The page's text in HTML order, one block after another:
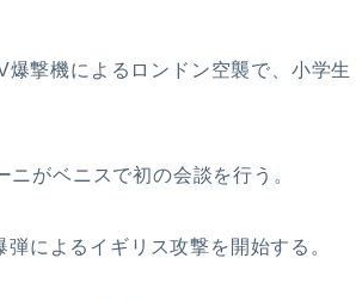
撃機によるロンドン空襲で、小学生
がベニスで初の会談を行う。
によるイギリス攻撃を開始する。